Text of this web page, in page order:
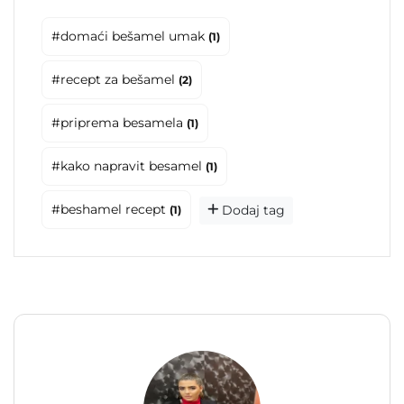
#domaći bešamel umak (1)
#recept za bešamel (2)
#priprema besamela (1)
#kako napravit besamel (1)
#beshamel recept (1) Dodaj tag